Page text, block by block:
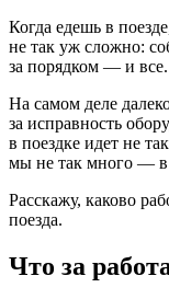
Когда едешь в
не так уж сложно:
за порядком — и все.
На самом деле
за исправность
в поездке идет не
мы не так много — в
Расскажу, каково
поезда.
Что за